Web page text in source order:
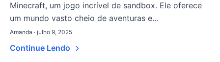
Minecraft, um jogo incrível de sandbox. Ele oferece
um mundo vasto cheio de aventuras e...
Amanda · julho 9, 2025
Continue Lendo